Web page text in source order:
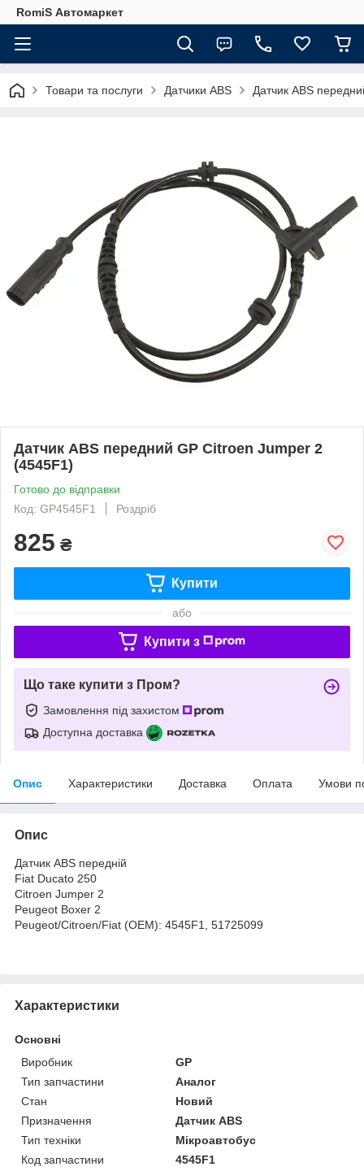
RomiS Автомаркет
Товари та послуги Датчики ABS Датчик ABS
Датчик ABS передний GP Citroen Jumper 2
(4545F1)
Готово до відправки
Код: GP4545F1
Роздріб
825 ₴
Купити
або
Купити з
Що таке купити з Пром?
Замовлення під захистом
Доступна доставка
Опис Характеристики Доставка Оплата Умови
Опис
Датчик ABS передній
Fiat Ducato 250
Citroen Jumper 2
Peugeot Boxer 2
Peugeot/Citroen/Fiat (OEM): 4545F1, 51725099
Характеристики
Основні
Виробник
GP
Тип запчастини
Аналог
Стан
Новий
Призначення
Датчик ABS
Тип техніки
Мікроавтобус
Код запчастини
4545F1